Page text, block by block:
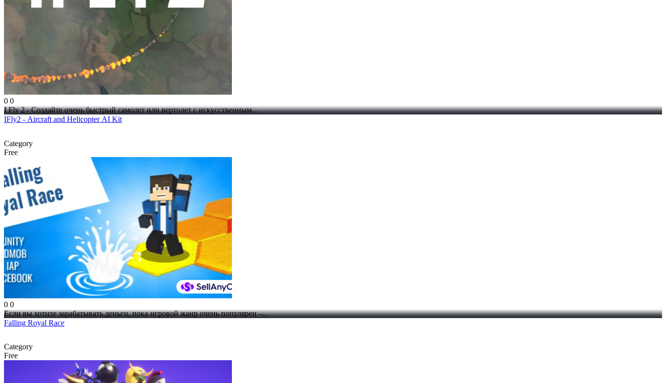
0 0
I Fly 2 - Создайте очень быстрый самолет или вертолет с искусственным...
IFly2 - Aircraft and Helicopter AI Kit
Category
Free
0 0
Если вы хотите зарабатывать деньги, пока игровой жанр очень популярен –...
Falling Royal Race
Category
Free